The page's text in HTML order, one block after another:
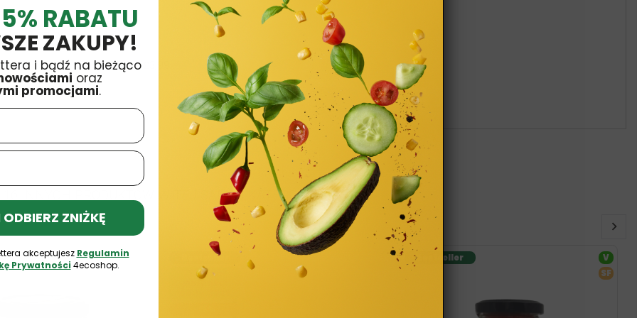
Dary Natury £5,19 £4,41
1kg Crystalline Planet
16 INNYCH PRODUKTÓW W TEJ SAMEJ KATEGORII:
Bestseller
Termin
Bestseller
V
SF
RABATU
ZAKUPY!
i bądź na bieżąco
oraz
promocjami.
ZNIŻKĘ
akceptujesz Regulamin
Prywatności 4ecoshop.